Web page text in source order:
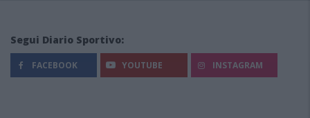
Segui Diario Sportivo:
FACEBOOK YOUTUBE INSTAGRAM